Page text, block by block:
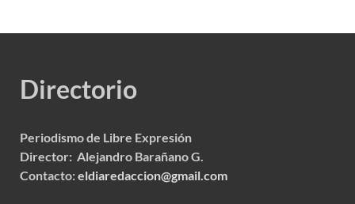
Directorio
Periodismo de Libre Expresión
Director: Alejandro Barañano G.
Contacto:eldiaredaccion@gmail.com